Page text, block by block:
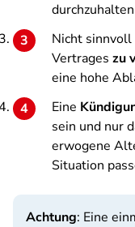
Nicht sinnvoll
Vertrages zu
eine hohe
Eine
sein und nur
erwogene
Situation
Achtung: Eine